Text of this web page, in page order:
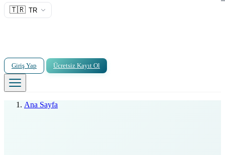
🇹🇷 TR
Giriş Yap Ücretsiz Kayıt Ol
Ana Sayfa